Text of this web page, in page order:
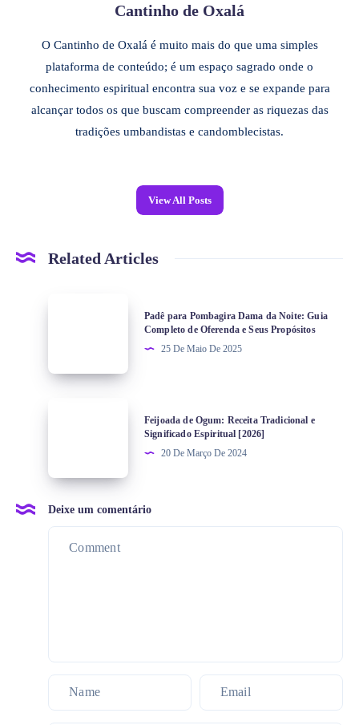
Cantinho de Oxalá
O Cantinho de Oxalá é muito mais do que uma simples
plataforma de conteúdo; é um espaço sagrado onde o
conhecimento espiritual encontra sua voz e se expande para
alcançar todos os que buscam compreender as riquezas das
tradições umbandistas e candomblecistas.
View All Posts
Related Articles
Padê para Pombagira Dama da Noite: Guia
Completo de Oferenda e Seus Propósitos
25 De Maio De 2025
Feijoada de Ogum: Receita Tradicional e
Significado Espiritual [2026]
20 De Março De 2024
Deixe um comentário